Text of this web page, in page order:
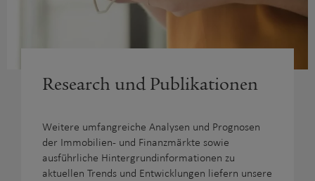
Research und Publikationen
Weitere umfangreiche Analysen und Prognosen
der Immobilien- und Finanzmärkte sowie
ausführliche Hintergrundinformationen zu
aktuellen Trends und Entwicklungen liefern unsere